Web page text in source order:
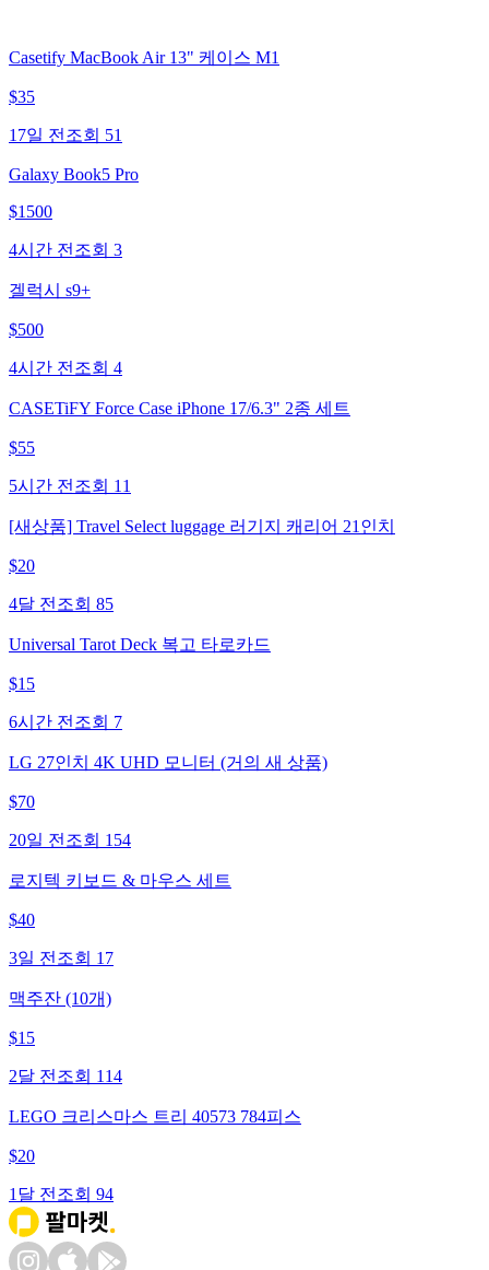
Casetify MacBook Air 13" 케이스 M1
$35
17일 전 조회 51
Galaxy Book5 Pro
$1500
4시간 전 조회 3
겔럭시 s9+
$500
4시간 전 조회 4
CASETiFY Force Case iPhone 17/6.3" 2종 세트
$55
5시간 전 조회 11
[새상품] Travel Select luggage 러기지 캐리어 21인치
$20
4달 전 조회 85
Universal Tarot Deck 복고 타로카드
$15
6시간 전 조회 7
LG 27인치 4K UHD 모니터 (거의 새 상품)
$70
20일 전 조회 154
로지텍 키보드 & 마우스 세트
$40
3일 전 조회 17
맥주잔 (10개)
$15
2달 전 조회 114
LEGO 크리스마스 트리 40573 784피스
$20
1달 전 조회 94